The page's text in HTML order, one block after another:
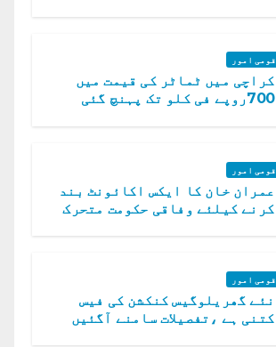
قومی امور
کراچی میں ٹماٹر کی قیمت میں
700روپے فی کلو تک پہنچ گئی
قومی امور
عمران خان کا ایکس اکائونٹ بند
کرنے کیلئے وفاقی حکومت متحرک
قومی امور
نئے گھریلوگیس کنکشن کی فیس
کتنی ہے ،تفصیلات سامنے آگئیں